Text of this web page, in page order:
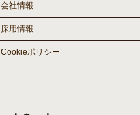
会社情報
採用情報
Cookieポリシー